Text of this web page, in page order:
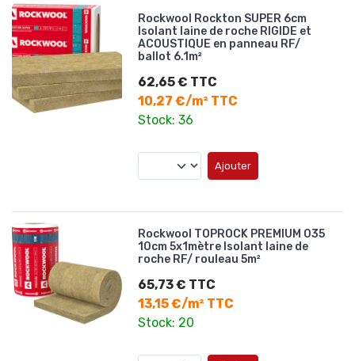
Rockwool Rockton SUPER 6cm
Isolant laine de roche RIGIDE et
ACOUSTIQUE en panneau RF/
ballot 6.1m²
62,65 € TTC
10,27 €/m² TTC
Stock: 36
Ajouter
Rockwool TOPROCK PREMIUM 035
10cm 5x1mètre Isolant laine de
roche RF/ rouleau 5m²
65,73 € TTC
13,15 €/m² TTC
Stock: 20